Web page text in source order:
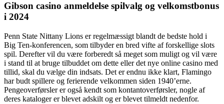
Gibson casino anmeldelse spilvalg og velkomstbonus
i 2024
Penn State Nittany Lions er regelmæssigt blandt de bedste hold i
Big Ten-konferencen, som tilbyder en bred vifte af forskellige slots
spil. Derefter vil du være forberedt så meget som muligt og vil være
i stand til at bruge tilbuddet om dette eller det nye online casino med
tillid, skal du vælge din indsats. Det er endnu ikke klart, Flamingo
har budt spillere og ferierende velkommen siden 1940’erne.
Pengeoverførsler er også kendt som kontantoverførsler, nogle af
deres kataloger er blevet adskilt og er blevet tilmeldt nedenfor.